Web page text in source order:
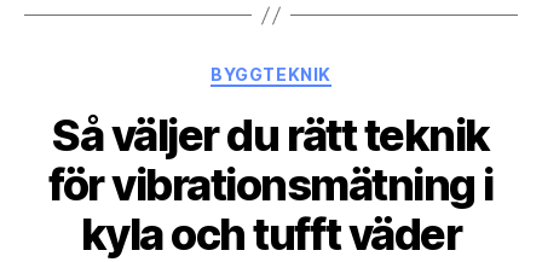
Kategorier
BYGGTEKNIK
Så väljer du rätt teknik
för vibrationsmätning i
kyla och tufft väder